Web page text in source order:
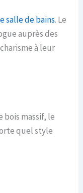
salle de bains. Le
auprès des
à leur
bois massif, le
quel style